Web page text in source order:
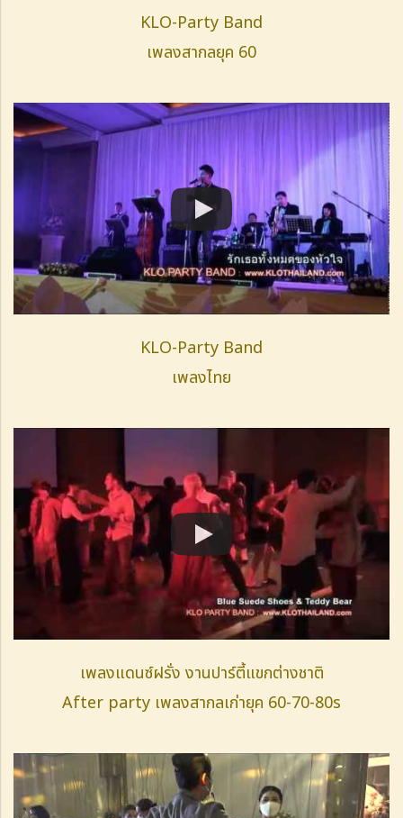
KLO-Party Band
เพลงสากลยุค 60
KLO-Party Band
เพลงไทย
เพลงแดนซ์ฝรั่ง งานปาร์ตี้แขกต่างชาติ
After party เพลงสากลเก่ายุค 60-70-80s